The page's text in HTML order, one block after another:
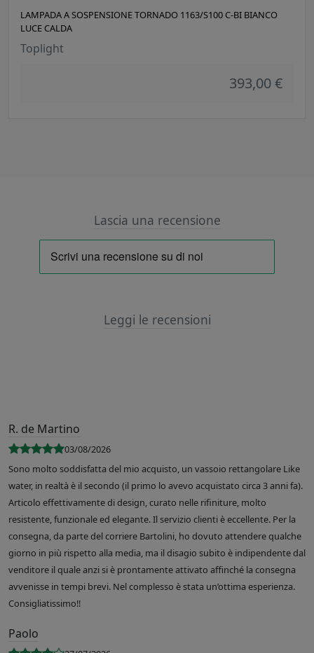
LAMPADA A SOSPENSIONE TORNADO 1163/S100 C-BI BIANCO
LUCE CALDA
Toplight
393,00 €
Lascia una recensione
Leggi le recensioni
R. de Martino
03/08/2026
Sono molto soddisfatta del mio acquisto, un vassoio rettangolare Like
water, in realtà è il secondo (il primo lo avevo acquistato circa 3 anni fa).
Articolo effettivamente di design, curato nelle rifiniture, molto
resistente, funzionale ed elegante. Il servizio clienti è eccellente. Per la
consegna, da parte del corriere Bartolini, ho dovuto attendere qualche
giorno in più rispetto alla media, ma il disagio subito è indipendente dal
venditore il quale anzi si è prontamente attivato affinché la consegna
avvenisse in tempi brevi. Nel complesso è stata un’ottima esperienza.
Consigliatissimo!!
Paolo